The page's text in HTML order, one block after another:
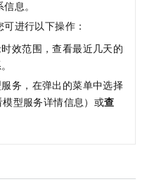
息。
进行以下操作：
时效范围，查看最近几天的
服务，在弹出的菜单中选择
模型服务详情信息）或查